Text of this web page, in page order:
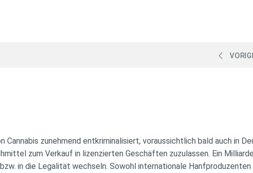
Cannabis zunehmend entkriminalisiert, voraussichtlich bald auch in
zum Verkauf in lizenzierten Geschäften zuzulassen. Ein
in die Legalität wechseln. Sowohl internationale Hanfproduzenten